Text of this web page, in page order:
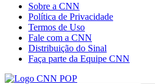
Sobre a CNN
Política de Privacidade
Termos de Uso
Fale com a CNN
Distribuição do Sinal
Faça parte da Equipe CNN